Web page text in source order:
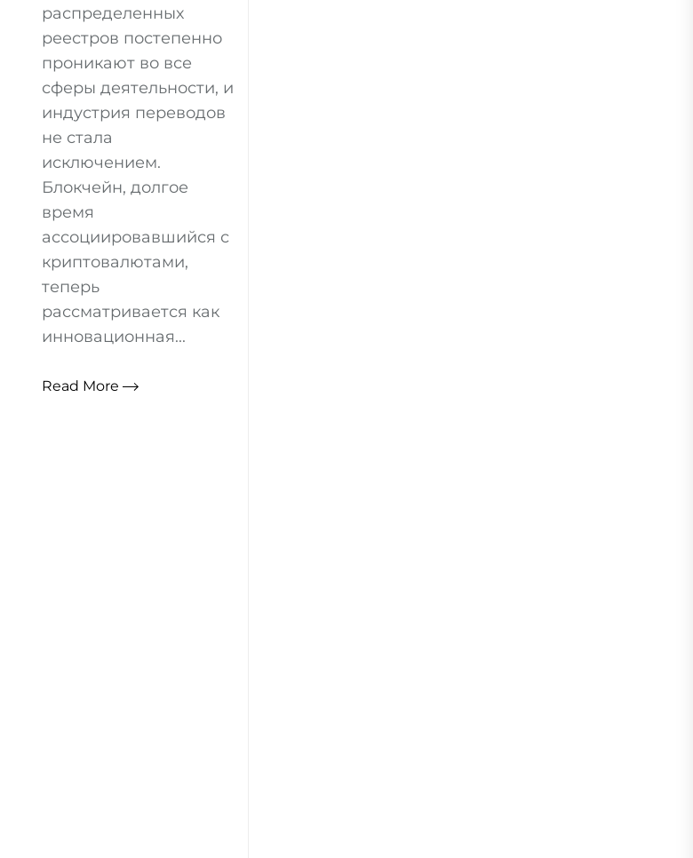
распределенных
реестров постепенно
проникают во все
сферы деятельности, и
индустрия переводов
не стала
исключением.
Блокчейн, долгое
время
ассоциировавшийся с
криптовалютами,
теперь
рассматривается как
инновационная...
Read More